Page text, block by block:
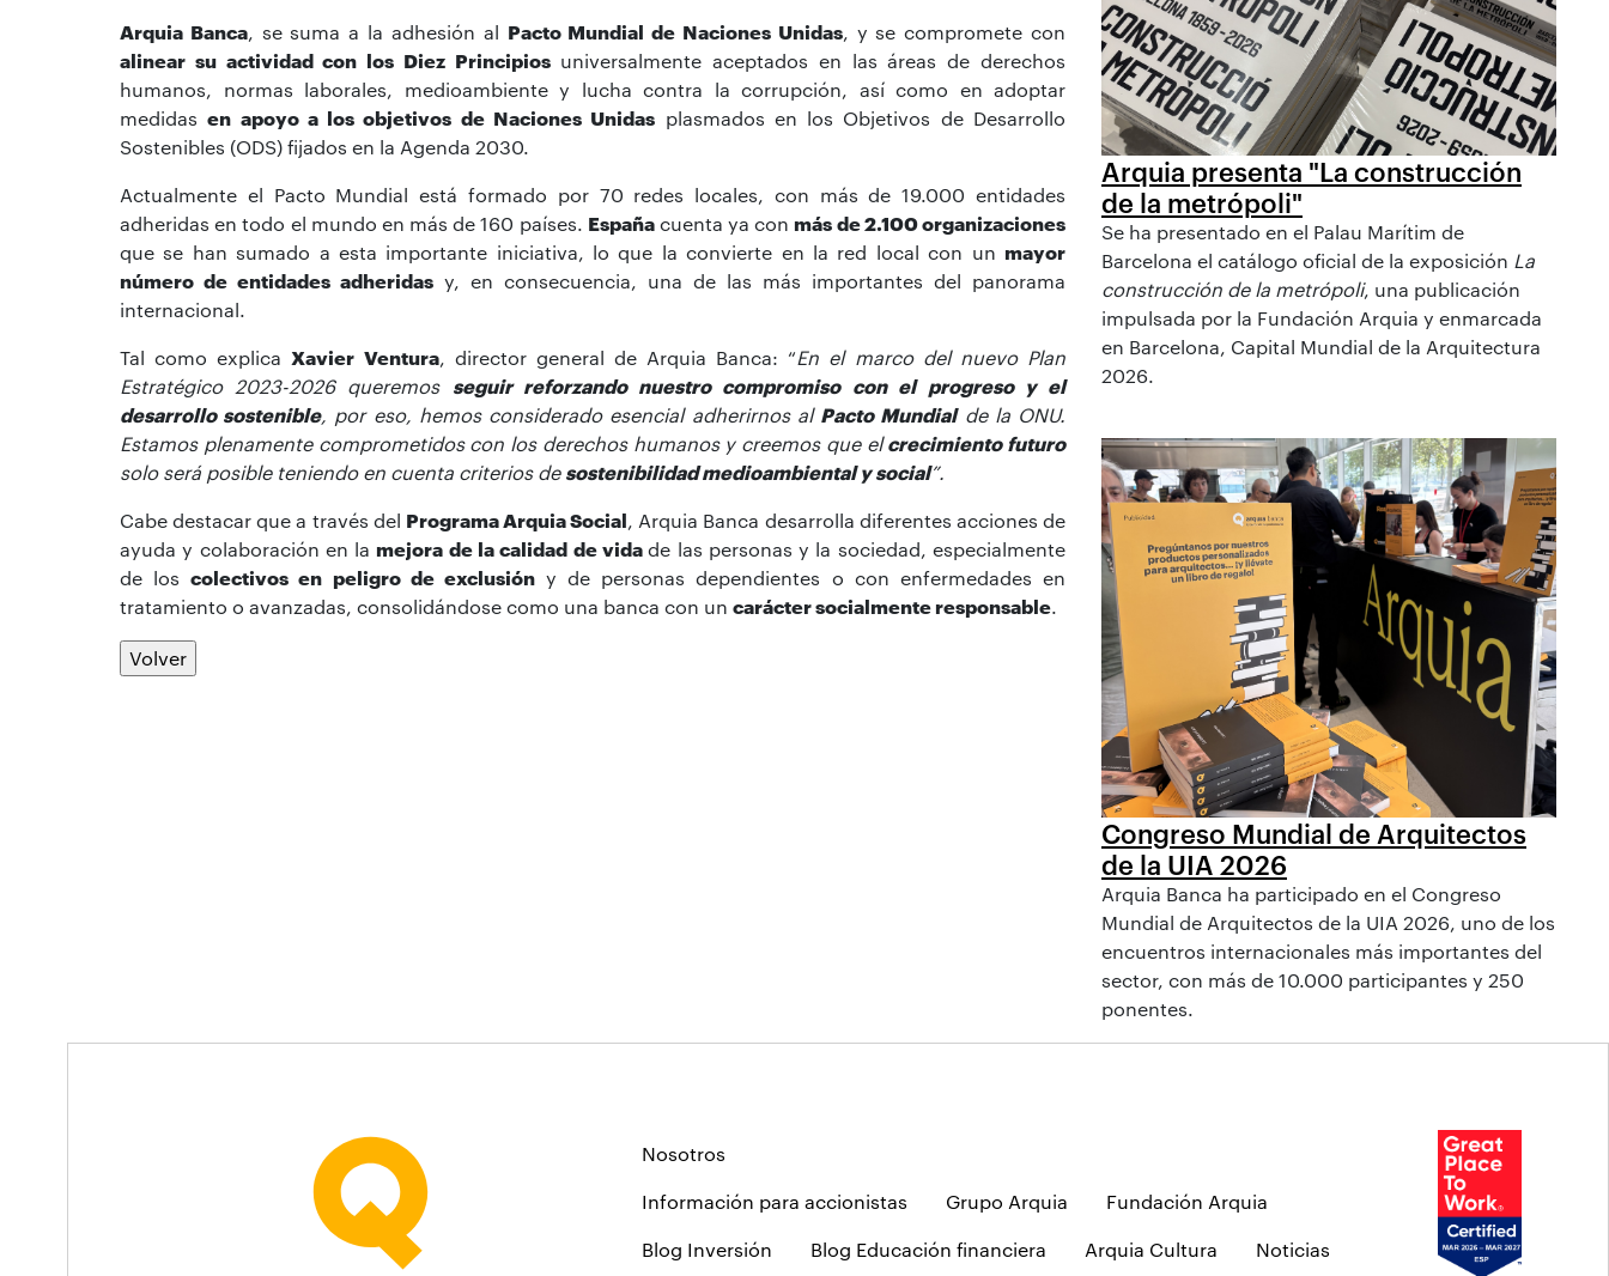
Arquia Banca, se suma a la adhesión al Pacto Mundial de Naciones Unidas, y se compromete con
alinear su actividad con los Diez Principiosuniversalmente aceptados en las áreas de derechos
humanos, normas laborales, medioambiente y lucha contra la corrupción, así como en adoptar
medidasen apoyo a los objetivos de Naciones Unidas plasmados en los Objetivos de Desarrollo
Sostenibles (ODS) fijados en la Agenda 2030.
Actualmente el Pacto Mundial está formado por 70 redes locales, con más de 19.000 entidades
adheridas en todo el mundo en más de 160 países. Españacuenta ya con más de 2.100 organizaciones
que se han sumado a esta importante iniciativa, lo que la convierte en la red local con un mayor
número de entidades adheridas y, en consecuencia, una de las más importantes del panorama
internacional.
Tal como explica Xavier Ventura, director general de Arquia Banca: “En el marco del nuevo Plan
Estratégico 2023-2026 queremos seguir reforzando nuestro compromiso con el progreso y el
desarrollo sostenible, por eso, hemos considerado esencial adherirnos al Pacto Mundialde la ONU.
Estamos plenamente comprometidos con los derechos humanos y creemos que elcrecimiento futuro
solo será posible teniendo en cuenta criterios de sostenibilidad medioambiental y social”.
Cabe destacar que a través del Programa Arquia Social, Arquia Banca desarrolla diferentes acciones de
ayuda y colaboración en la mejora de la calidad de vidade las personas y la sociedad, especialmente
de loscolectivos en peligro de exclusióny de personas dependientes o con enfermedades en
tratamiento o avanzadas, consolidándose como una banca con un carácter socialmente responsable.
Volver
Arquia presenta "La construcción
de la metrópoli"
Se ha presentado en el Palau Marítim de
Barcelona el catálogo oficial de la exposición La
construcción de la metrópoli, una publicación
impulsada por la Fundación Arquia y enmarcada
en Barcelona, Capital Mundial de la Arquitectura
2026.
Congreso Mundial de Arquitectos
de la UIA 2026
Arquia Banca ha participado en el Congreso
Mundial de Arquitectos de la UIA 2026, uno de los
encuentros internacionales más importantes del
sector, con más de 10.000 participantes y 250
ponentes.
Nosotros
Información para accionistas Grupo Arquia Fundación Arquia
Blog Inversión Blog Educación financiera Arquia Cultura Noticias